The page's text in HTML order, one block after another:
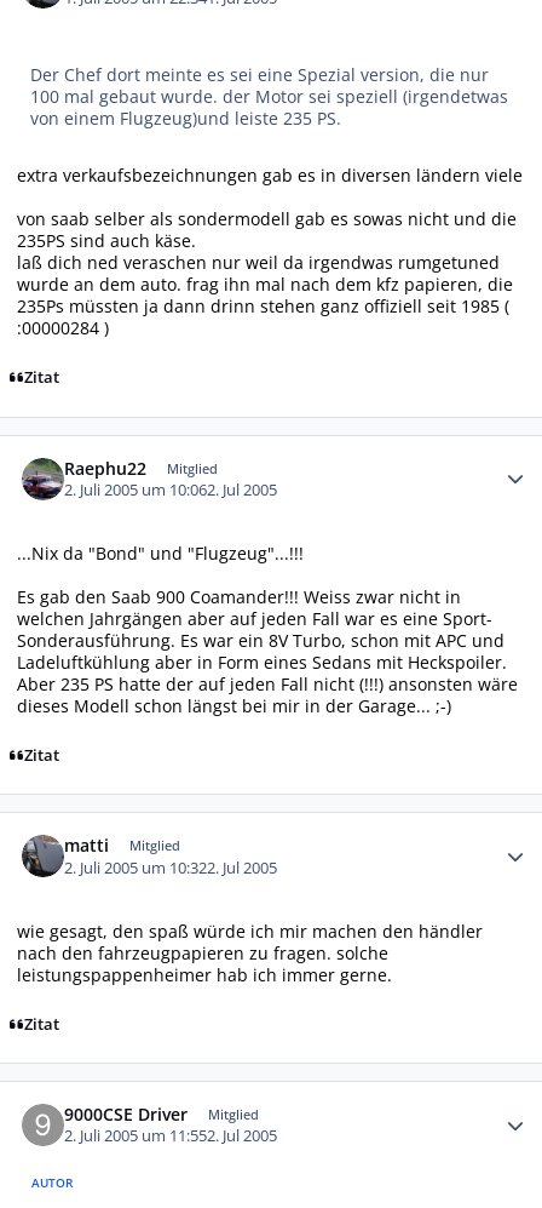
Der Chef dort meinte es sei eine Spezial version, die nur
100 mal gebaut wurde. der Motor sei speziell (irgendetwas
von einem Flugzeug)und leiste 235 PS.
extra verkaufsbezeichnungen gab es in diversen ländern viele
von saab selber als sondermodell gab es sowas nicht und die
235PS sind auch käse.
laß dich ned veraschen nur weil da irgendwas rumgetuned
wurde an dem auto. frag ihn mal nach dem kfz papieren, die
235Ps müssten ja dann drinn stehen ganz offiziell seit 1985 (
:00000284 )
Zitat
Raephu22 Mitglied
2. Juli 2005 um 10:062. Jul 2005
...Nix da "Bond" und "Flugzeug"...!!!
Es gab den Saab 900 Coamander!!! Weiss zwar nicht in
welchen Jahrgängen aber auf jeden Fall war es eine Sport-
Sonderausführung. Es war ein 8V Turbo, schon mit APC und
Ladeluftkühlung aber in Form eines Sedans mit Heckspoiler.
Aber 235 PS hatte der auf jeden Fall nicht (!!!) ansonsten wäre
dieses Modell schon längst bei mir in der Garage... ;-)
Zitat
matti Mitglied
2. Juli 2005 um 10:322. Jul 2005
wie gesagt, den spaß würde ich mir machen den händler
nach den fahrzeugpapieren zu fragen. solche
leistungspappenheimer hab ich immer gerne.
Zitat
9000CSE Driver Mitglied
2. Juli 2005 um 11:552. Jul 2005
AUTOR